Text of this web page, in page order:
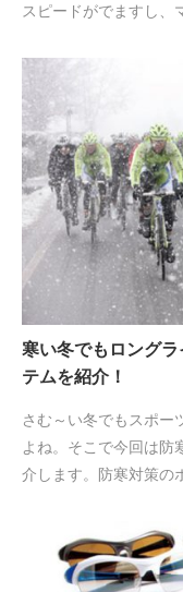
スピードがでますし、
寒い冬でもロング
テムを紹介！
さむ～い冬でもスポー
よね。そこで今回は防
介します。防寒対策の